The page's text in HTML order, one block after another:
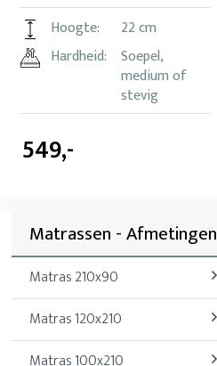
Hoogte:
22 cm
Hardheid:
Soepel,
medium of
stevig
549,-
Matrassen - Afmetingen
Matras 210x90
Matras 120x210